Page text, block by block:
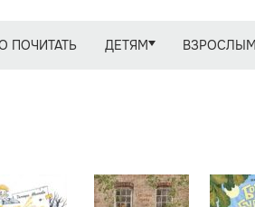
ПОЧИТАТЬ ДЕТЯМ